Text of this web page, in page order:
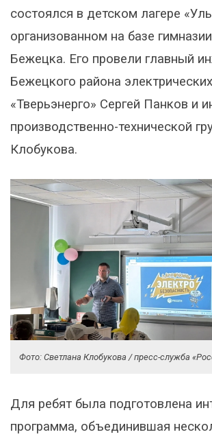
состоялся в детском лагере
организованном на базе
Бежецка. Его провели главный
Бежецкого района
«Тверьэнерго» Сергей Панков и
производственно-технической
Клобукова.
Фото: Светлана Клобукова / пресс-служба
Для ребят была подготовлена
программа, объединившая